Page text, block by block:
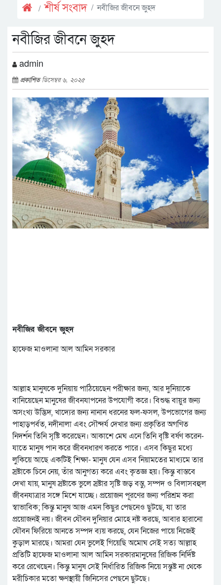
শীর্ষ সংবাদ নবীজির জীবনে জুহদ
নবীজির জীবনে জুহদ
admin
প্রকাশিতডিসেম্বর ৬, ২০২৫
নবীজির জীবনে জুহদ
হাফেজ মাওলানা আল আমিন সরকার
আল্লাহ মানুষকে দুনিয়ায় পাঠিয়েছেন পরীক্ষার জন্য, আর দুনিয়াকে
বানিয়েছেন মানুষের জীবনযাপনের উপযোগী করে। বিশুদ্ধ বায়ুর জন্য
অসংখ্য উদ্ভিদ, খাদ্যের জন্য নানান ধরনের ফল-ফসল, উপভোগের জন্য
পাহাড়পর্বত, নদীনালা এবং সৌন্দর্য দেখার জন্য প্রকৃতির অগণিত
নিদর্শন তিনি সৃষ্টি করেছেন। আকাশে মেঘ এনে তিনি বৃষ্টি বর্ষণ করেন-
যাতে মানুষ পান করে জীবনধারণ করতে পারে। এসব কিছুর মধ্যে
লুকিয়ে আছে একটিই শিক্ষা- মানুষ যেন এসব নিয়ামতের মাধ্যমে তার
স্রষ্টাকে চিনে নেয়, তাঁর আনুগত্য করে এবং কৃতজ্ঞ হয়। কিন্তু বাস্তবে
দেখা যায়, মানুষ স্রষ্টাকে ভুলে স্রষ্টার সৃষ্টি জড় বস্তু, সম্পদ ও বিলাসবহুল
জীবনযাত্রার সঙ্গে মিশে যাচ্ছে। প্রয়োজন পূরণের জন্য পরিশ্রম করা
স্বাভাবিক; কিন্তু মানুষ আজ এমন কিছুর পেছনেও ছুটছে, যা তার
প্রয়োজনই নয়। জীবন যৌবন দুনিয়ার মোহে নষ্ট করছে, আবার হারানো
যৌবন ফিরিয়ে আনতে সম্পদ ব্যয় করছে, যেন নিজের পায়ে নিজেই
কুড়াল মারছে। আমরা যেন ভুলেই গিয়েছি অমোঘ সেই সত্য আল্লাহ
প্রতিটি হাফেজ মাওলানা আল আমিন সরকারমানুষের রিজিক নির্দিষ্ট
করে রেখেছেন। কিন্তু মানুষ সেই নির্ধারিত রিজিক নিয়ে সন্তুষ্ট না থেকে
মরীচিকার মতো ক্ষণস্থায়ী জিনিসের পেছনে ছুটছে।